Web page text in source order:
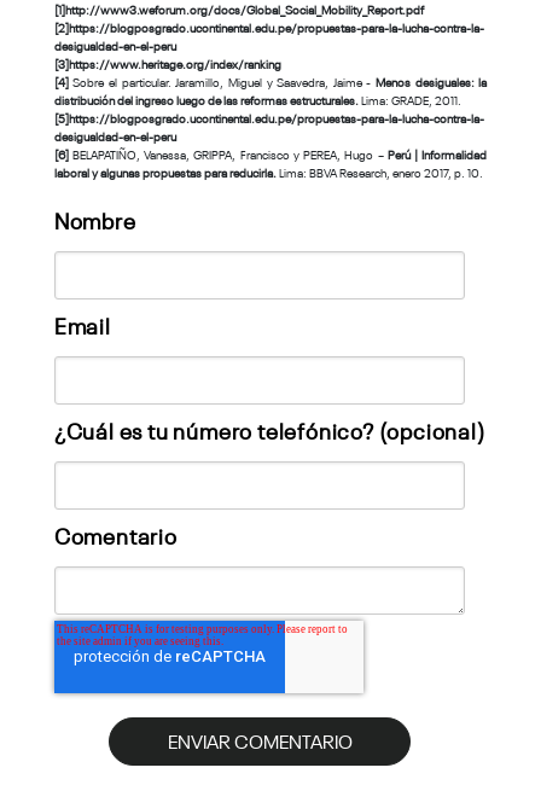
[1]http://www3.weforum.org/docs/Global_Social_Mobility_Report.pdf
[2]https://blogposgrado.ucontinental.edu.pe/propuestas-para-la-lucha-contra-la-
desigualdad-en-el-peru
[3]https://www.heritage.org/index/ranking
[4]Sobre el particular. Jaramillo, Miguel y Saavedra, Jaime - Menos desiguales: la
distribución del ingreso luego de las reformas estructurales.Lima: GRADE, 2011.
[5]https://blogposgrado.ucontinental.edu.pe/propuestas-para-la-lucha-contra-la-
desigualdad-en-el-peru
[6]BELAPATIÑO, Vanessa, GRIPPA, Francisco y PEREA, Hugo – Perú | Informalidad
laboral y algunas propuestas para reducirla.Lima: BBVA Research, enero 2017, p. 10.
Nombre
Email
¿Cuál es tu número telefónico? (opcional)
Comentario